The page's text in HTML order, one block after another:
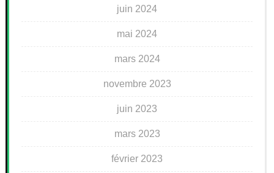
juin 2024
mai 2024
mars 2024
novembre 2023
juin 2023
mars 2023
février 2023